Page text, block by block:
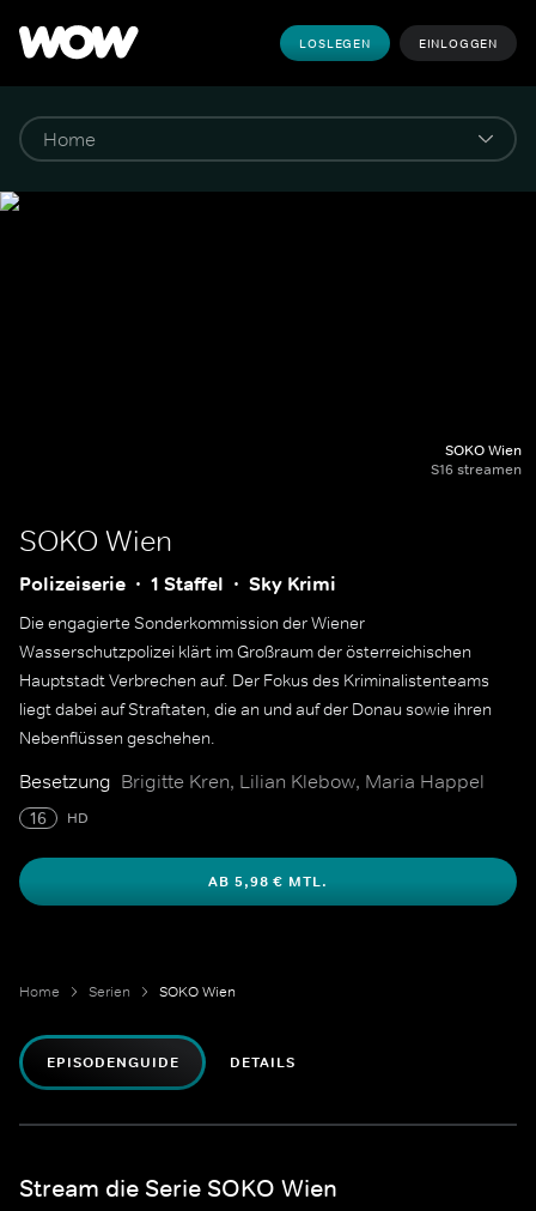
LOSLEGEN EINLOGGEN
SOKO Wien
S16 streamen
SOKO Wien
Polizeiserie 1 Staffel Sky Krimi
Die engagierte Sonderkommission der Wiener
Wasserschutzpolizei klärt im Großraum der österreichischen
Hauptstadt Verbrechen auf. Der Fokus des Kriminalistenteams
liegt dabei auf Straftaten, die an und auf der Donau sowie ihren
Nebenflüssen geschehen.
Besetzung Brigitte Kren, Lilian Klebow, Maria Happel
16 HD
AB 5,98 € MTL.
Home Serien SOKO Wien
EPISODENGUIDE DETAILS
Stream die Serie SOKO Wien